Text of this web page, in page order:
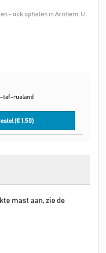
- ook ophalen in Arnhem. U
taf-rusland
(€1,50)
mast aan, zie de